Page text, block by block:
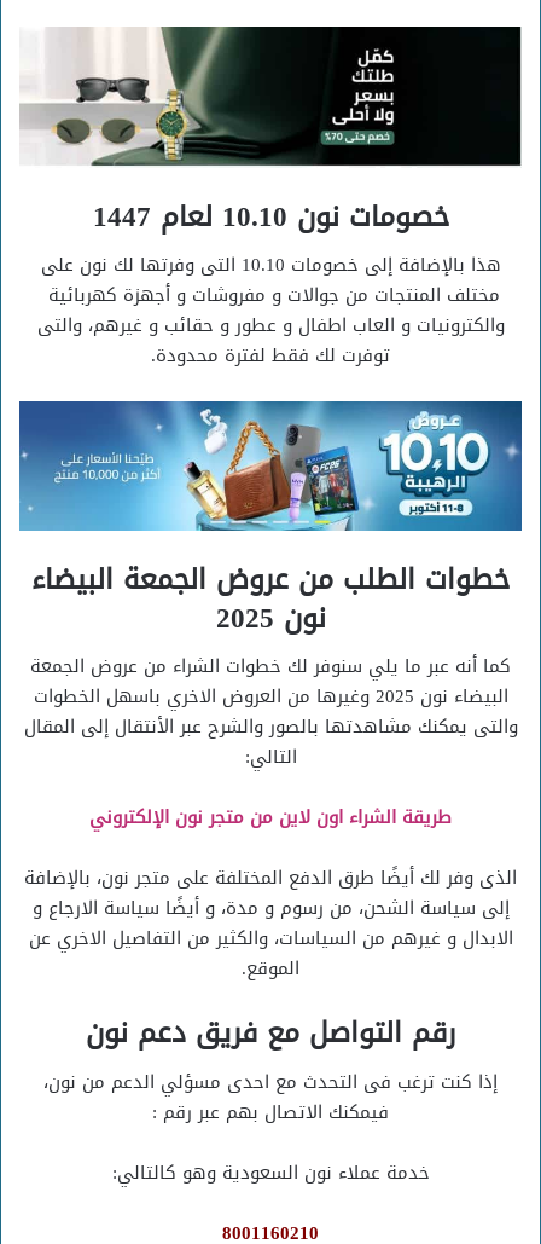
خصومات نون 10.10 لعام 1447
هذا بالإضافة إلى خصومات 10.10 التى وفرتها لك نون على
مختلف المنتجات من جوالات و مفروشات و أجهزة كهربائية
والكترونيات و العاب اطفال و عطور و حقائب و غيرهم، والتى
توفرت لك فقط لفترة محدودة.
خطوات الطلب من عروض الجمعة البيضاء
نون 2025
كما أنه عبر ما يلي سنوفر لك خطوات الشراء من عروض الجمعة
البيضاء نون 2025 وغيرها من العروض الاخري باسهل الخطوات
والتى يمكنك مشاهدتها بالصور والشرح عبر الأنتقال إلى المقال
التالي:
طريقة الشراء اون لاين من متجر نون الإلكتروني
الذى وفر لك أيضًا طرق الدفع المختلفة على متجر نون، بالإضافة
إلى سياسة الشحن، من رسوم و مدة، و أيضًا سياسة الارجاع و
الابدال و غيرهم من السياسات، والكثير من التفاصيل الاخري عن
الموقع.
رقم التواصل مع فريق دعم نون
إذا كنت ترغب فى التحدث مع احدى مسؤلي الدعم من نون،
فيمكنك الاتصال بهم عبر رقم :
خدمة عملاء نون السعودية وهو كالتالي:
8001160210